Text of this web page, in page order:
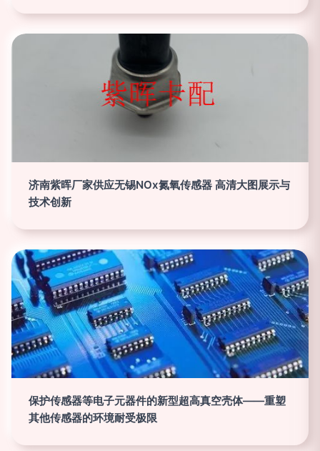
济南紫晖厂家供应无锡NOx氮氧传感器 高清大图展示与
技术创新
保护传感器等电子元器件的新型超高真空壳体——重塑
其他传感器的环境耐受极限